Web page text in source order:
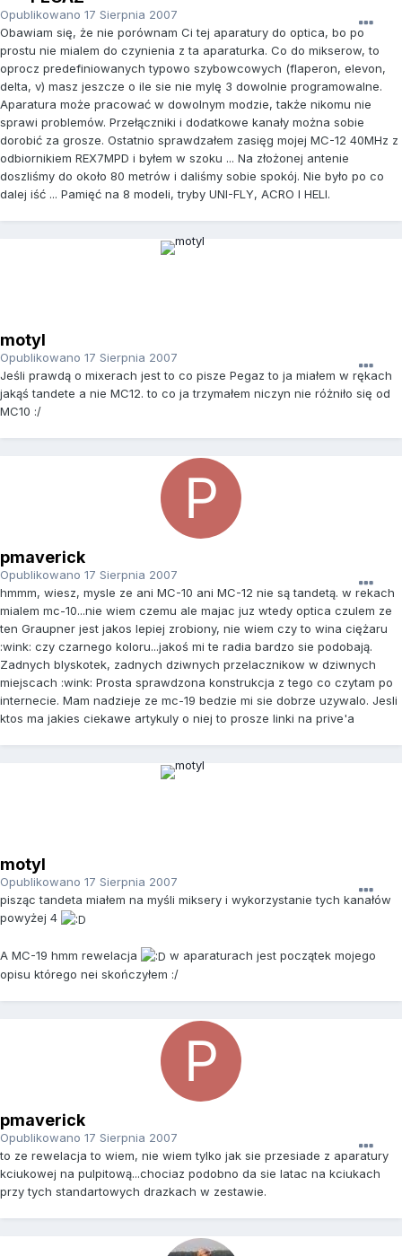
Opublikowano 17 Sierpnia 2007
Obawiam się, że nie porównam Ci tej aparatury do optica, bo po
prostu nie mialem do czynienia z ta aparaturka. Co do mikserow, to
oprocz predefiniowanych typowo szybowcowych (flaperon, elevon,
delta, v) masz jeszcze o ile sie nie mylę 3 dowolnie programowalne.
Aparatura może pracować w dowolnym modzie, także nikomu nie
sprawi problemów. Przełączniki i dodatkowe kanały można sobie
dorobić za grosze. Ostatnio sprawdzałem zasięg mojej MC-12 40MHz z
odbiornikiem REX7MPD i byłem w szoku ... Na złożonej antenie
doszliśmy do około 80 metrów i daliśmy sobie spokój. Nie było po co
dalej iść ... Pamięć na 8 modeli, tryby UNI-FLY, ACRO I HELI.
motyl
Opublikowano 17 Sierpnia 2007
Jeśli prawdą o mixerach jest to co pisze Pegaz to ja miałem w rękach
jakąś tandete a nie MC12. to co ja trzymałem niczyn nie różniło się od
MC10 :/
pmaverick
Opublikowano 17 Sierpnia 2007
hmmm, wiesz, mysle ze ani MC-10 ani MC-12 nie są tandetą. w rekach
mialem mc-10...nie wiem czemu ale majac juz wtedy optica czulem ze
ten Graupner jest jakos lepiej zrobiony, nie wiem czy to wina ciężaru
:wink: czy czarnego koloru...jakoś mi te radia bardzo sie podobają.
Zadnych blyskotek, zadnych dziwnych przelacznikow w dziwnych
miejscach :wink: Prosta sprawdzona konstrukcja z tego co czytam po
internecie. Mam nadzieje ze mc-19 bedzie mi sie dobrze uzywalo. Jesli
ktos ma jakies ciekawe artykuly o niej to prosze linki na prive'a
motyl
Opublikowano 17 Sierpnia 2007
pisząc tandeta miałem na myśli miksery i wykorzystanie tych kanałów
powyżej 4
A MC-19 hmm rewelacja
w aparaturach jest początek mojego
opisu którego nei skończyłem :/
pmaverick
Opublikowano 17 Sierpnia 2007
to ze rewelacja to wiem, nie wiem tylko jak sie przesiade z aparatury
kciukowej na pulpitową...chociaz podobno da sie latac na kciukach
przy tych standartowych drazkach w zestawie.